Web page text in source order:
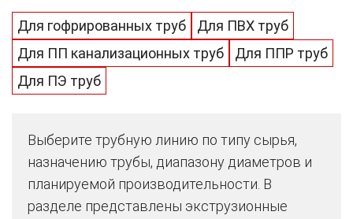
Для гофрированных труб
Для ПВХ труб
Для ПП канализационных труб
Для ППР труб
Для ПЭ труб
Выберите трубную линию по типу сырья,
назначению трубы, диапазону диаметров и
планируемой производительности. В
разделе представлены экструзионные